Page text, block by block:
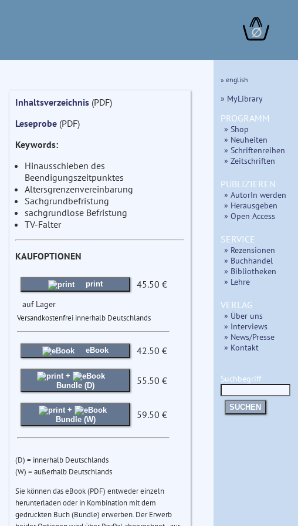
∅
Inhaltsverzeichnis(PDF)
Leseprobe(PDF)
Keywords:
Hinausschieben des
Beendigungszeitpunktes
Altersgrenzenvereinbarung
Sachgrundbefristung
sachgrundlose Befristung
TV-Falter
KAUFOPTIONEN
print 45.50 €
auf Lager
Versandkostenfrei innerhalb Deutschlands
eBook 42.50 €
+
Bundle (D)
55.50 €
+
Bundle (W)
59.50 €
(D) = innerhalb Deutschlands
(W) = außerhalb Deutschlands
Sie können das eBook (PDF) entweder einzeln
herunterladen oder in Kombination mit dem
gedruckten Buch (Bundle) erwerben. Der Erwerb
» english
» MyLibrary
PROGRAMM
» Shop
» Neuheiten
» Schriftenreihen
» Zeitschriften
PUBLIZIEREN
» AutorIn werden
» Herausgeben
» Open Access
SERVICE
» Rezensionen
» Buchhandel
» Bibliotheken
» Lehre
VERLAG
» Über uns
» Interviews
» News/Presse
» Kontakt
Suchbegriff
SUCHEN